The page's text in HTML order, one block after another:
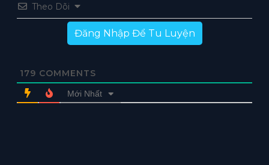
Theo Dõi
Đăng Nhập Để Tu Luyện
179 COMMENTS
Mới Nhất